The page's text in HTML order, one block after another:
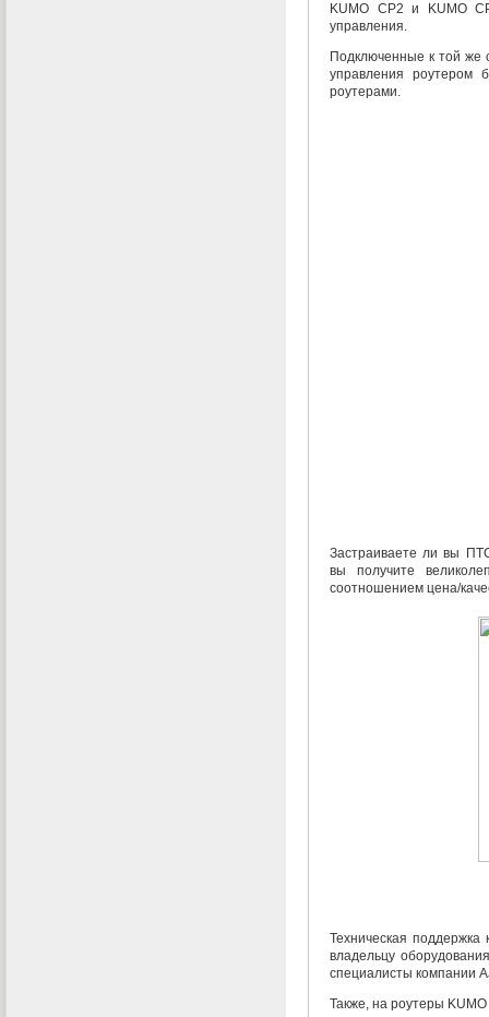
KUMO CP2 и KUMO
управления.
Подключенные к той же
управления роутером
роутерами.
Застраиваете ли вы
вы получите
соотношением цена/
Техническая
владельцу
специалисты компании
Также на роутеры